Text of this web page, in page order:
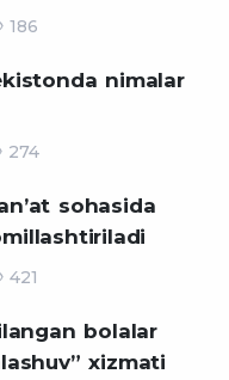
186
nimalar
274
sohasida
421
bolalar
xizmati